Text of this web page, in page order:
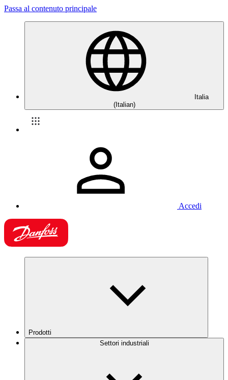
Passa al contenuto principale
Italia
(Italian)
Accedi
Prodotti
Settori industriali